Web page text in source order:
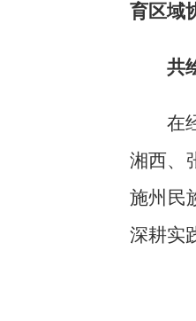
育区域
共
在
湘西、
施州民
深耕实